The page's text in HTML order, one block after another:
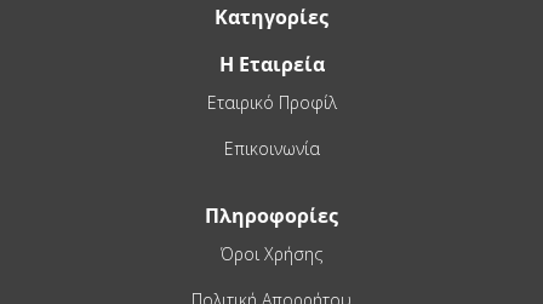
Κατηγορίες
Η Εταιρεία
Εταιρικό Προφίλ
Επικοινωνία
Πληροφορίες
Όροι Χρήσης
Πολιτική Απορρήτου